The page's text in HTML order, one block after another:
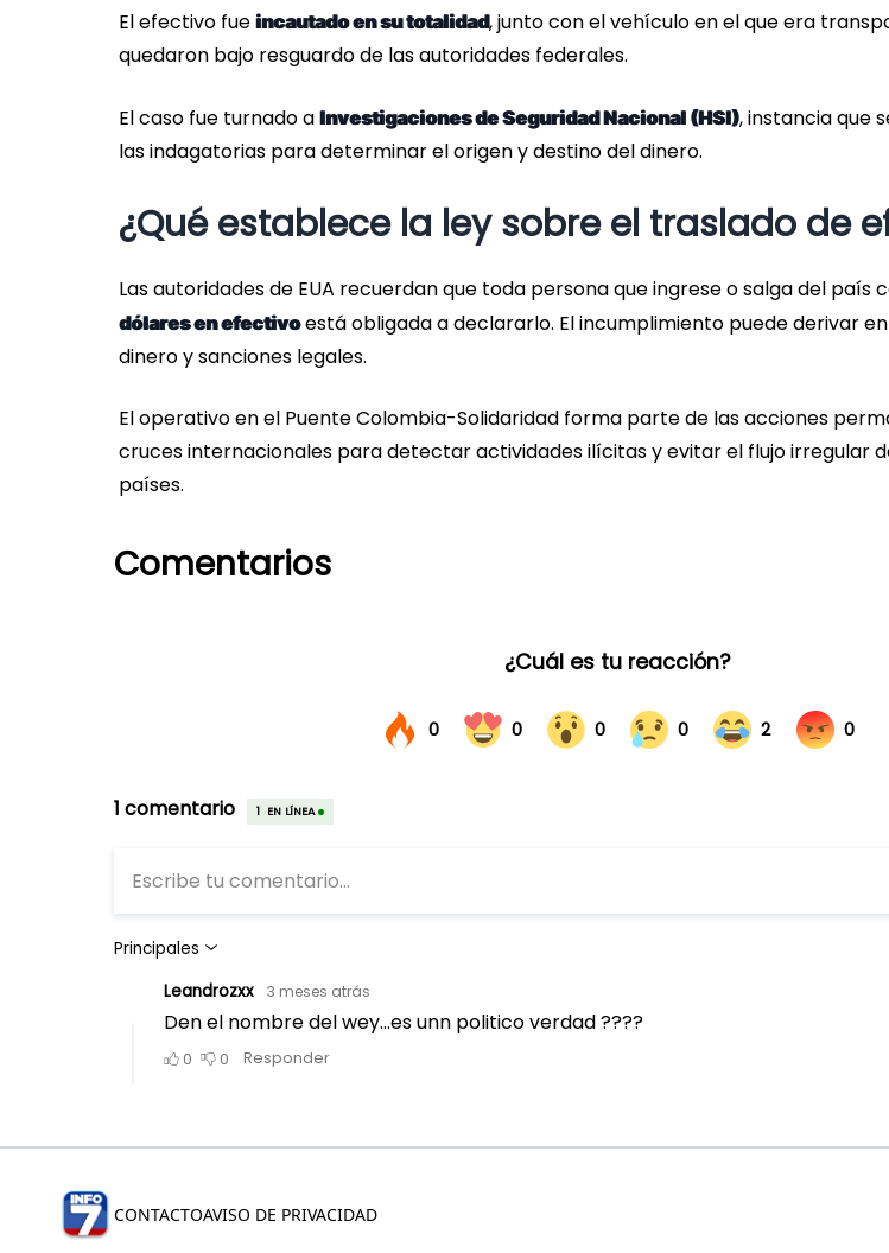
El efectivo fue incautado en su totalidad, junto con el vehículo en el que era
quedaron bajo resguardo de las autoridades federales.
El caso fue turnado a Investigaciones de Seguridad Nacional (HSI), instancia que
las indagatorias para determinar el origen y destino del dinero.
¿Qué establece la ley sobre el traslado de
Las autoridades de EUA recuerdan que toda persona que ingrese o salga del país
dólares en efectivoestá obligada a declararlo. El incumplimiento puede derivar
dinero y sanciones legales.
El operativo en el Puente Colombia-Solidaridad forma parte de las acciones
cruces internacionales para detectar actividades ilícitas y evitar el flujo irregular
países.
Comentarios
CONTACTOAVISO DE PRIVACIDAD